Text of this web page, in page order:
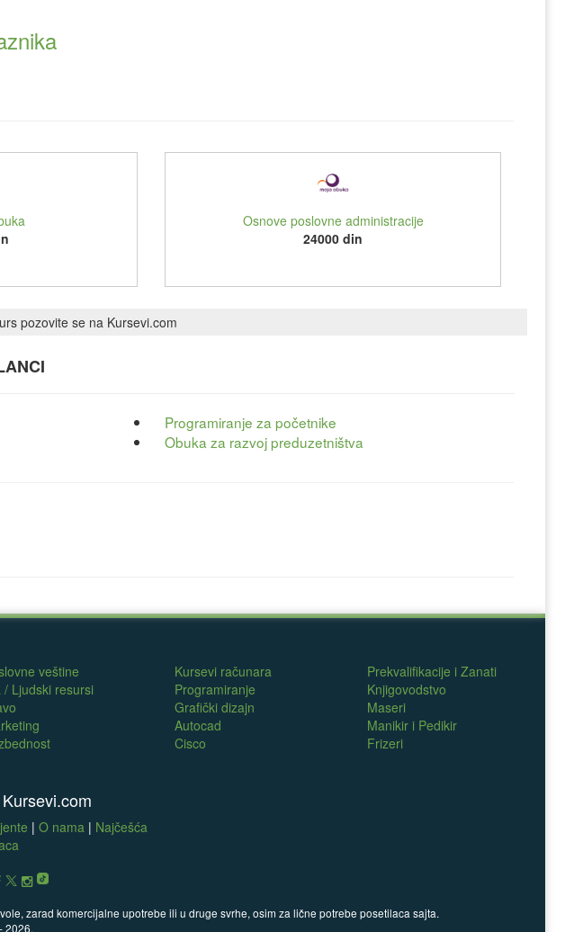
Osnove poslovne administracije
24000 din
pozovite se na Kursevi.com
Programiranje za početnike
Obuka za razvoj preduzetništva
veštine
/ Ljudski resursi
Kursevi računara
Programiranje
Grafički dizajn
Autocad
Cisco
Prekvalifikacije i Zanati
Knjigovodstvo
Maseri
Manikir i Pedikir
Frizeri
| O nama| Najčešća
zarad komercijalne upotrebe ili u druge svrhe, osim za lične potrebe posetilaca sajta.
2026.